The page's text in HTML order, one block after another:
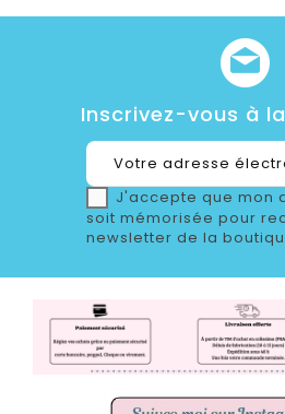
Inscrivez-vous à
J'accepte que mon
soit mémorisée pour
newsletter de la